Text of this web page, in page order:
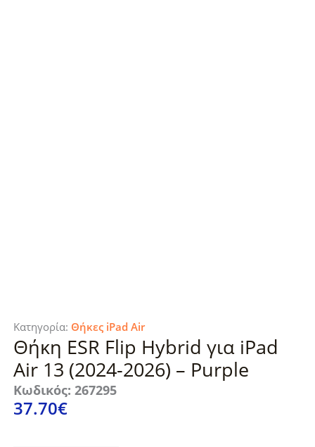
Κατηγορία: Θήκες iPad Air
Θήκη ESR Flip Hybrid για iPad
Air 13 (2024-2026) – Purple
Κωδικός: 267295
37.70€